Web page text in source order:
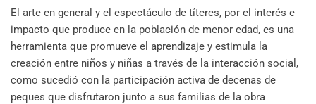
El arte en general y el espectáculo de títeres, por el interés e
impacto que produce en la población de menor edad, es una
herramienta que promueve el aprendizaje y estimula la
creación entre niños y niñas a través de la interacción social,
como sucedió con la participación activa de decenas de
peques que disfrutaron junto a sus familias de la obra